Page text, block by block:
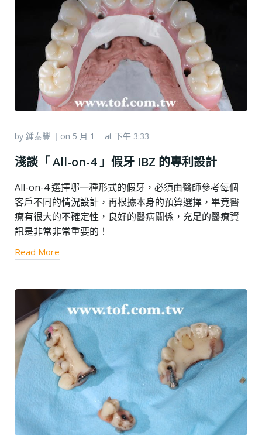
by 鍾泰豐 | on 5 月 1 | at 下午 3:33
淺談「 All-on-4 」假牙 IBZ 的專利設計
All-on-4 選擇哪一種形式的假牙，必須由醫師參考每個
客戶不同的情況設計，再根據本身的預算選擇，畢竟醫
療有很大的不確定性，良好的醫病關係，充足的醫療資
訊是非常非常重要的！
Read More